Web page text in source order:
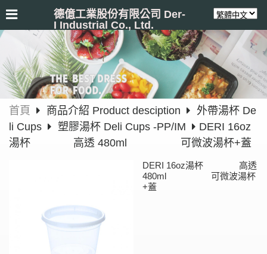
德億工業股份有限公司 Der-
I Industrial Co., Ltd.
首頁 商品介紹 Product desciption
外帶湯杯 De
li Cups
塑膠湯杯 Deli Cups -PP/IM
DERI 16oz
湯杯 高透 480ml 可微波湯杯+蓋
DERI 16oz湯杯 高透
480ml 可微波湯杯
+蓋